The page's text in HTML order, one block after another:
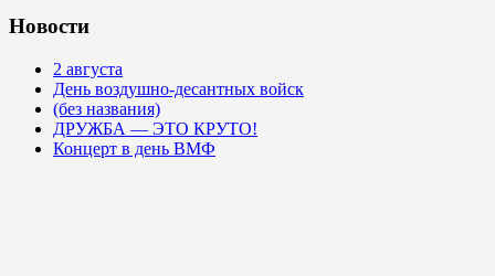
Новости
2 августа
День воздушно-десантных войск
(без названия)
ДРУЖБА — ЭТО КРУТО!
Концерт в день ВМФ